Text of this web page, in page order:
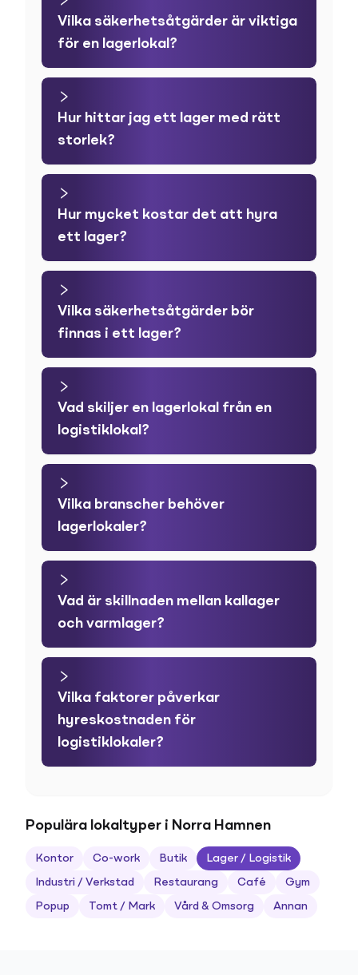
Vilka säkerhetsåtgärder är viktiga
för en lagerlokal?
Hur hittar jag ett lager med rätt
storlek?
Hur mycket kostar det att hyra
ett lager?
Vilka säkerhetsåtgärder bör
finnas i ett lager?
Vad skiljer en lagerlokal från en
logistiklokal?
Vilka branscher behöver
lagerlokaler?
Vad är skillnaden mellan kallager
och varmlager?
Vilka faktorer påverkar
hyreskostnaden för
logistiklokaler?
Populära lokaltyper i Norra Hamnen
Kontor Co-work Butik Lager / Logistik
Industri / Verkstad Restaurang Café Gym
Popup Tomt / Mark Vård & Omsorg Annan